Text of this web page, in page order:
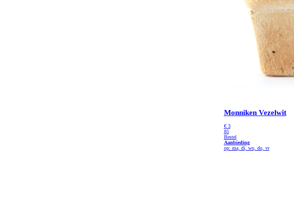
Monniken Vezelwit
€ 3
85
Bestel
Aanbieding
op: ma, di, wo, do, vr